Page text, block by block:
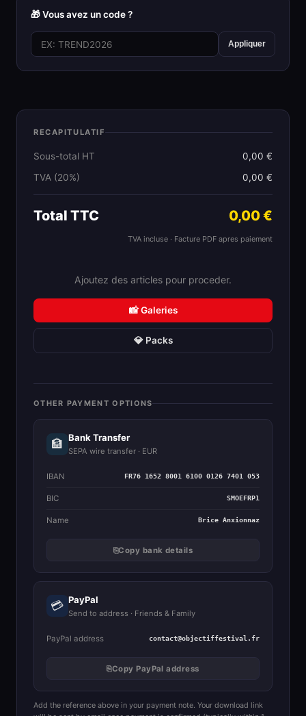
🎁 Vous avez un code ?
Appliquer
RECAPITULATIF
Sous-total HT
0,00 €
TVA (20%)
0,00 €
Total TTC 0,00 €
TVA incluse · Facture PDF apres paiement
Ajoutez des articles pour proceder.
📸 Galeries
💎 Packs
OTHER PAYMENT OPTIONS
🏦 Bank Transfer
SEPA wire transfer · EUR
IBAN FR76 1652 8001 6100 0126 7401 053
BIC SMOEFRP1
Name Brice Anxionnaz
⎘Copy bank details
💳 PayPal
Send to address · Friends & Family
PayPal address contact@objectiffestival.fr
⎘Copy PayPal address
Add the reference above in your payment note. Your download link